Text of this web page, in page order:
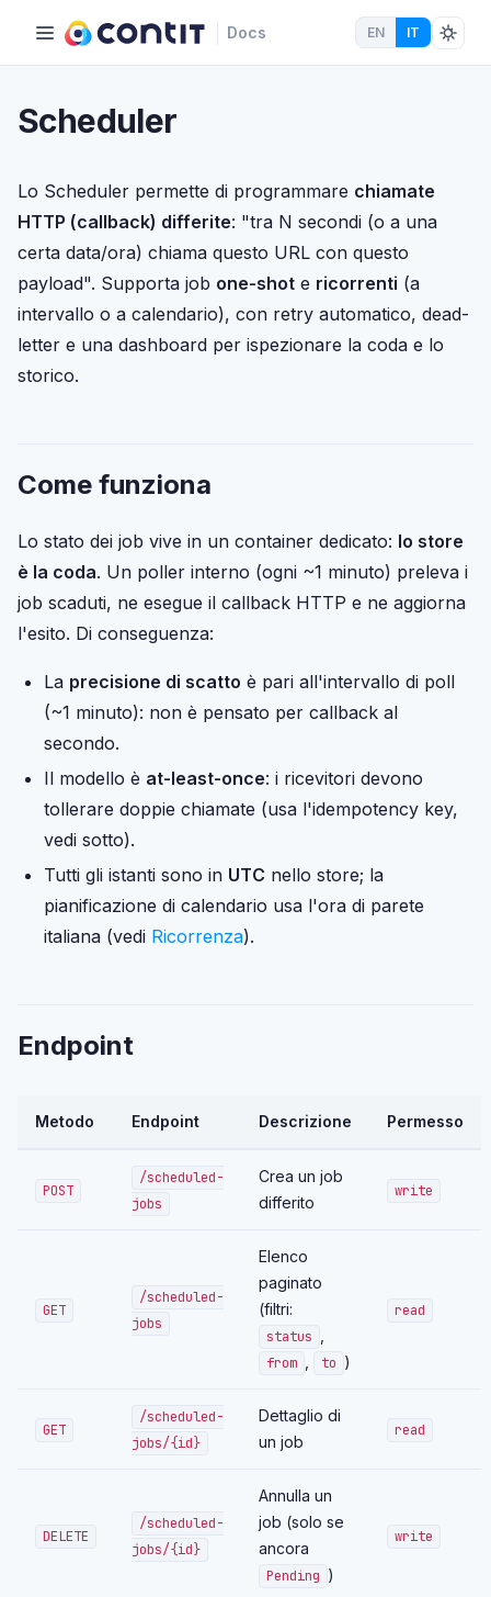
Docs EN IT
Scheduler
Lo Scheduler permette di programmare chiamate
HTTP (callback) differite: "tra N secondi (o a una
certa data/ora) chiama questo URL con questo
payload". Supporta job one-shot e ricorrenti (a
intervallo o a calendario), con retry automatico, dead-
letter e una dashboard per ispezionare la coda e lo
storico.
Come funziona
Lo stato dei job vive in un container dedicato: lo store
è la coda. Un poller interno (ogni ~1 minuto) preleva i
job scaduti, ne esegue il callback HTTP e ne aggiorna
l'esito. Di conseguenza:
La precisione di scatto è pari all'intervallo di poll
(~1 minuto): non è pensato per callback al
secondo.
Il modello è at-least-once: i ricevitori devono
tollerare doppie chiamate (usa l'idempotency key,
vedi sotto).
Tutti gli istanti sono in UTC nello store; la
pianificazione di calendario usa l'ora di parete
italiana (vedi Ricorrenza).
Endpoint
Metodo Endpoint Descrizione Permesso
POST
/scheduled-
jobs
Crea un job
differito
write
GET
/scheduled-
jobs
Elenco
paginato
(filtri:
status
from to )
read
GET
/scheduled-
jobs/{id}
Dettaglio di
un job
read
DELETE
/scheduled-
jobs/{id}
Annulla un
job (solo se
ancora
Pending )
write